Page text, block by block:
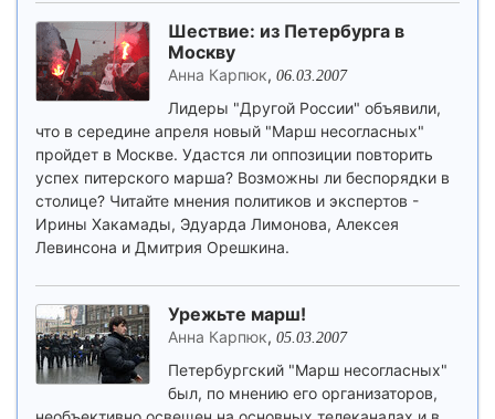
Шествие: из Петербурга в
Москву
Анна Карпюк, 06.03.2007
Лидеры "Другой России" объявили,
что в середине апреля новый "Марш несогласных"
пройдет в Москве. Удастся ли оппозиции повторить
успех питерского марша? Возможны ли беспорядки в
столице? Читайте мнения политиков и экспертов -
Ирины Хакамады, Эдуарда Лимонова, Алексея
Левинсона и Дмитрия Орешкина.
Урежьте марш!
Анна Карпюк, 05.03.2007
Петербургский "Марш несогласных"
был, по мнению его организаторов,